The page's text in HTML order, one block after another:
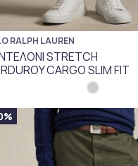
RALPH LAUREN
STRETCH
CARGO SLIM FIT